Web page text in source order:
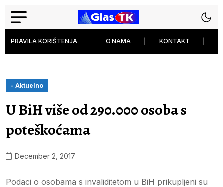
PRAVILA KORIŠTENJA O NAMA KONTAKT
- Aktuelno
U BiH više od 290.000 osoba s
poteškoćama
December 2, 2017
Podaci o osobama s invaliditetom u BiH prikupljeni su